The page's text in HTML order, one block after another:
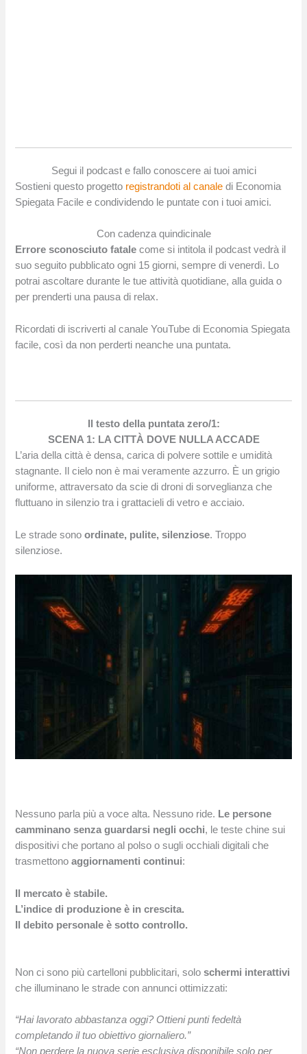
Segui il podcast e fallo conoscere ai tuoi amici
Sostieni questo progetto registrandoti al canale di Economia
Spiegata Facile e condividendo le puntate con i tuoi amici.
Con cadenza quindicinale
Errore sconosciuto fatale come si intitola il podcast vedrà il
suo seguito pubblicato ogni 15 giorni, sempre di venerdì. Lo
potrai ascoltare durante le tue attività quotidiane, alla guida o
per prenderti una pausa di relax.
Ricordati di iscriverti al canale YouTube di Economia Spiegata
facile, così da non perderti neanche una puntata.
Il testo della puntata zero/1:
SCENA 1: LA CITTÀ DOVE NULLA ACCADE
L’aria della città è densa, carica di polvere sottile e umidità
stagnante. Il cielo non è mai veramente azzurro. È un grigio
uniforme, attraversato da scie di droni di sorveglianza che
fluttuano in silenzio tra i grattacieli di vetro e acciaio.
Le strade sonoordinate, pulite, silenziose. Troppo
silenziose.
Nessuno parla più a voce alta. Nessuno ride. Le persone
camminano senza guardarsi negli occhi, le teste chine sui
dispositivi che portano al polso o sugli occhiali digitali che
trasmettonoaggiornamenti continui:
Il mercato è stabile.
L’indice di produzione è in crescita.
Il debito personale è sotto controllo.
Non ci sono più cartelloni pubblicitari, soloschermi interattivi
che illuminano le strade con annunci ottimizzati:
“Hai lavorato abbastanza oggi? Ottieni punti fedeltà
completando il tuo obiettivo giornaliero.”
“Non perdere la nuova serie esclusiva disponibile solo per